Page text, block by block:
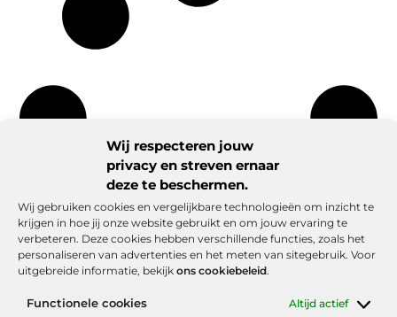
Wij respecteren jouw
privacy en streven ernaar
deze te beschermen.
Wij gebruiken cookies en vergelijkbare technologieën om inzicht te
krijgen in hoe jij onze website gebruikt en om jouw ervaring te
verbeteren. Deze cookies hebben verschillende functies, zoals het
personaliseren van advertenties en het meten van sitegebruik. Voor
uitgebreide informatie, bekijk ons cookiebeleid.
Functionele cookies Altijd actief